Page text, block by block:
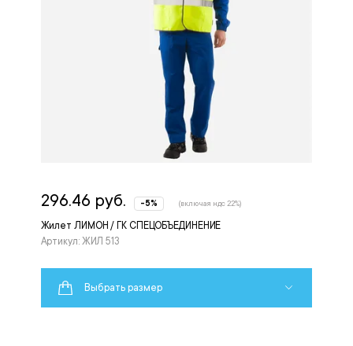
Жилет ЛИМОН / ГК СПЕЦОБЪЕДИНЕНИЕ
Артикул: ЖИЛ 513
296.46 руб. -5% (включая ндс 22%)
Выбрать размер